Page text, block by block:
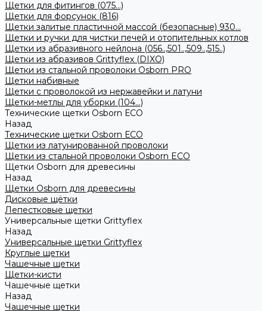
Щетки для фитингов (075...)
Щетки для форсунок (816)
Щетки залитые пластичной массой (безопасные) 930...
Щетки и ручки для чистки печей и отопительных котлов
Щетки из абразивного нейлона (056..,501..,509..,515..)
Щетки из абразивов Grittyflex (DIXO)
Щетки из стальной проволоки Osborn PRO
Щетки набивные
Щетки с проволокой из нержавейки и латуни
Щетки-метлы для уборки (104...)
Технические щетки Osborn ЕСО
Назад
Технические щетки Osborn ЕСО
Щетки из латунированной проволоки
Щетки из стальной проволоки Osborn ECO
Щетки Osborn для древесины
Назад
Щетки Osborn для древесины
Дисковые щётки
Лепестковые щетки
Универсальные щетки Grittyflex
Назад
Универсальные щетки Grittyflex
Круглые щетки
Чашечные щетки
Щетки-кисти
Чашечные щетки
Назад
Чашечные щетки